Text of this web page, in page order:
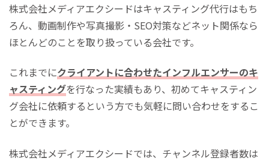
株式会社メディアエクシードはキャスティング代行はもち
ろん、動画制作や写真撮影・SEO対策などネット関係なら
ほとんどのことを取り扱っている会社です。
これまでにクライアントに合わせたインフルエンサーのキ
ャスティングを行なった実績もあり、初めてキャスティン
グ会社に依頼するという方でも気軽に問い合わせをするこ
とができます。
株式会社メディアエクシードでは、チャンネル登録者数は